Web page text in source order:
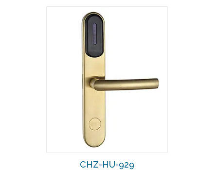
CHZ-HU-929